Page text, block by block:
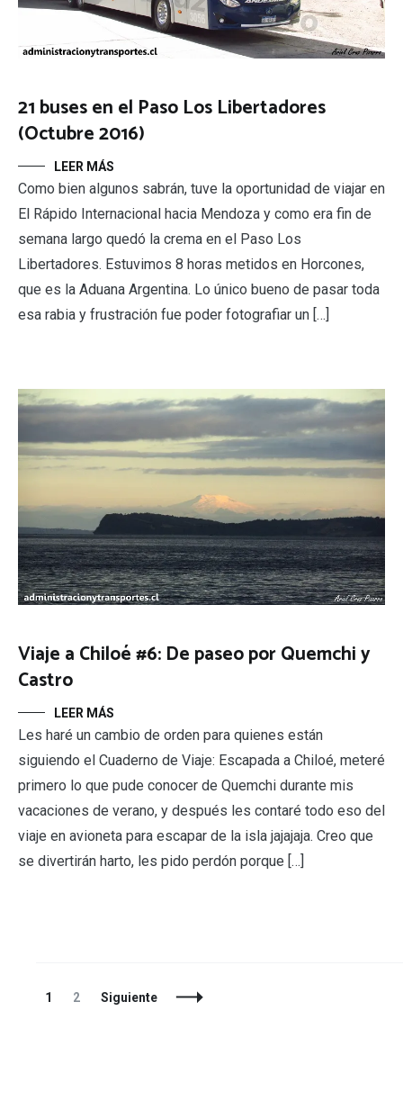
21 buses en el Paso Los Libertadores
(Octubre 2016)
LEER MÁS
Como bien algunos sabrán, tuve la oportunidad de viajar en
El Rápido Internacional hacia Mendoza y como era fin de
semana largo quedó la crema en el Paso Los
Libertadores. Estuvimos 8 horas metidos en Horcones,
que es la Aduana Argentina. Lo único bueno de pasar toda
esa rabia y frustración fue poder fotografiar un […]
Viaje a Chiloé #6: De paseo por Quemchi y
Castro
LEER MÁS
Les haré un cambio de orden para quienes están
siguiendo el Cuaderno de Viaje: Escapada a Chiloé, meteré
primero lo que pude conocer de Quemchi durante mis
vacaciones de verano, y después les contaré todo eso del
viaje en avioneta para escapar de la isla jajajaja. Creo que
se divertirán harto, les pido perdón porque […]
Navegación
Página
1 Página
2 Siguiente